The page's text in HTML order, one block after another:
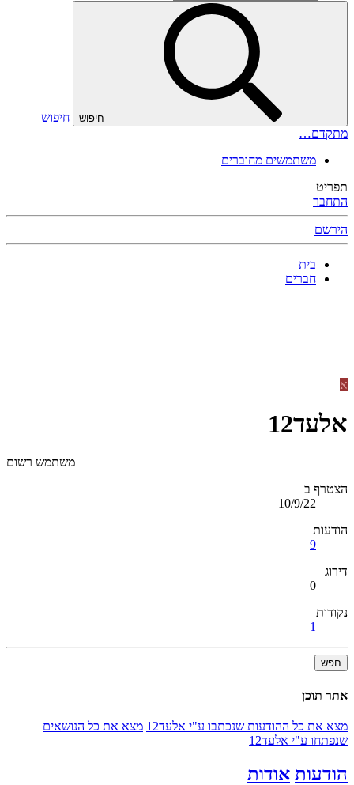
חיפוש
חיפוש
מתקדם…
משתמשים מחוברים
תפריט
התחבר
הירשם
בית
חברים
א
אלעד12
משתמש רשום
הצטרף ב
10/9/22
הודעות
9
דירוג
0
נקודות
1
חפש
אתר תוכן
מצא את כל ההודעות שנכתבו ע"י אלעד12
מצא את כל הנושאים
שנפתחו ע"י אלעד12
הודעות אודות